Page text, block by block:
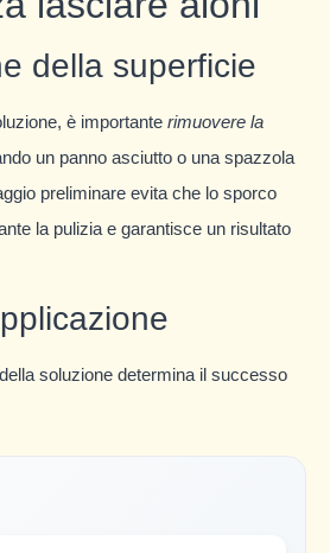
della superficie
è importante rimuovere la
un panno asciutto o una spazzola
preliminare evita che lo sporco
la pulizia e garantisce un risultato
soluzione determina il successo